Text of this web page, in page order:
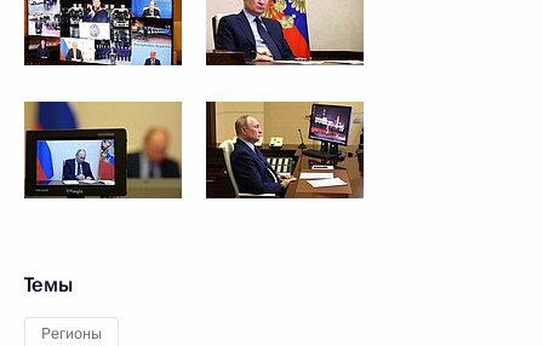
Темы
Регионы